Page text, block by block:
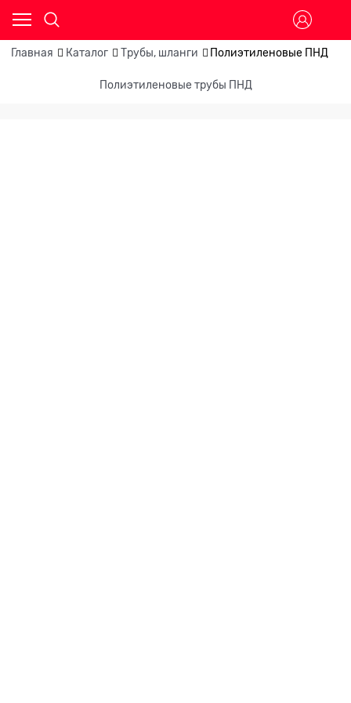
Главная Каталог Трубы, шланги Полиэтиленовые ПНД
Полиэтиленовые трубы ПНД